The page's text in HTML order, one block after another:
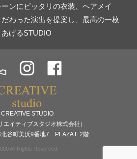
ンにピッタリの衣装、ヘアメイ
わった演出を提案し、最高の一枚
げるSTUDIO
CREATIVE STUDIO
エイティブスタジオ株式会社）
北谷町美浜9番地7 PLAZA F 2階
All Rights Reserved.